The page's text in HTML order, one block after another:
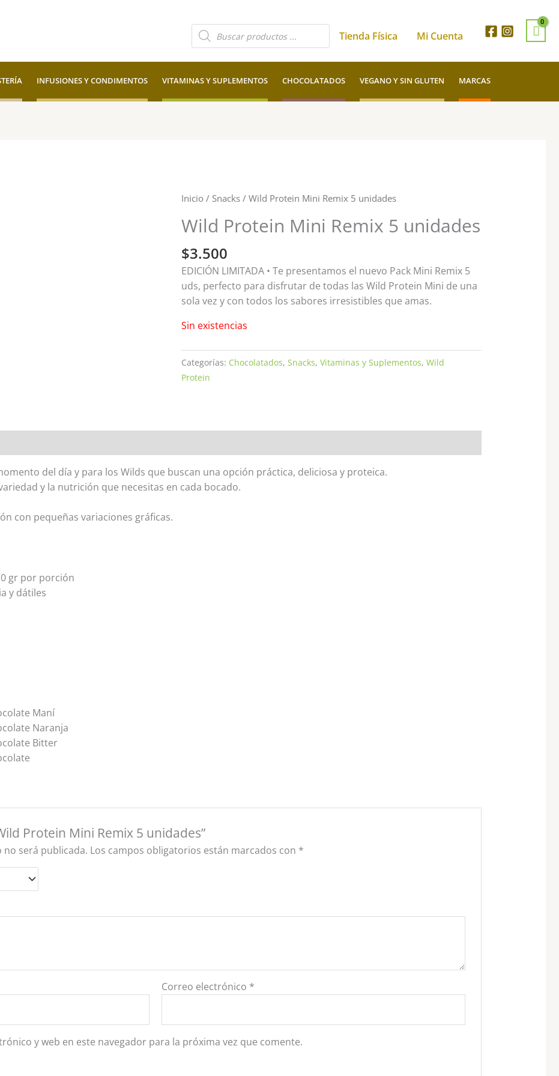
Búsqueda
de
productos
Tienda Física Mi Cuenta
INFUSIONES Y CONDIMENTOS VITAMINAS Y SUPLEMENTOS CHOCOLATADOS VEGANO Y SIN GLUTEN MARCAS
Inicio / Snacks / Wild Protein Mini Remix 5 unidades
Wild Protein Mini Remix 5 unidades
$3.500
EDICIÓN LIMITADA • Te presentamos el nuevo Pack Mini Remix 5
uds, perfecto para disfrutar de todas las Wild Protein Mini de una
sola vez y con todos los sabores irresistibles que amas.
Sin existencias
Categorías: Chocolatados,Snacks,Vitaminas y Suplementos,Wild
Protein
del día y para los Wilds que buscan una opción práctica, deliciosa y proteica.
y la nutrición que necesitas en cada bocado.
con pequeñas variaciones gráficas.
gr por porción
y dátiles
Maní
Naranja
Bitter
Protein Mini Remix 5 unidades”
será publicada. Los campos obligatorios están marcados con *
Correo electrónico *
y web en este navegador para la próxima vez que comente.